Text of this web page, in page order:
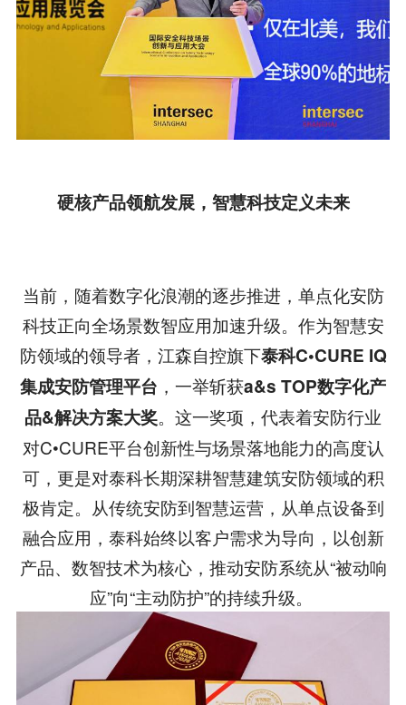
硬核产品领航发展，智慧科技定义未来
当前，随着数字化浪潮的逐步推进，单点化安防
科技正向全场景数智应用加速升级。作为智慧安
防领域的领导者，江森自控旗下泰科C•CURE IQ
集成安防管理平台 ，一举斩获a&s TOP数字化产
品&解决方案大奖。这一奖项，代表着安防行业
对C•CURE平台创新性与场景落地能力的高度认
可，更是对泰科长期深耕智慧建筑安防领域的积
极肯定。从传统安防到智慧运营，从单点设备到
融合应用，泰科始终以客户需求为导向，以创新
产品、数智技术为核心，推动安防系统从“被动响
应”向“主动防护”的持续升级。